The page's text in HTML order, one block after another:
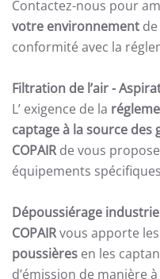
Contactez-nous pour
votre environnement de
conformité avec la
Filtration de l’air-
L’ exigence de la
captage à la source des
COPAIRde vous
équipements
Dépoussiérage
COPAIRvous apporte
poussières en les
d’émission de manière